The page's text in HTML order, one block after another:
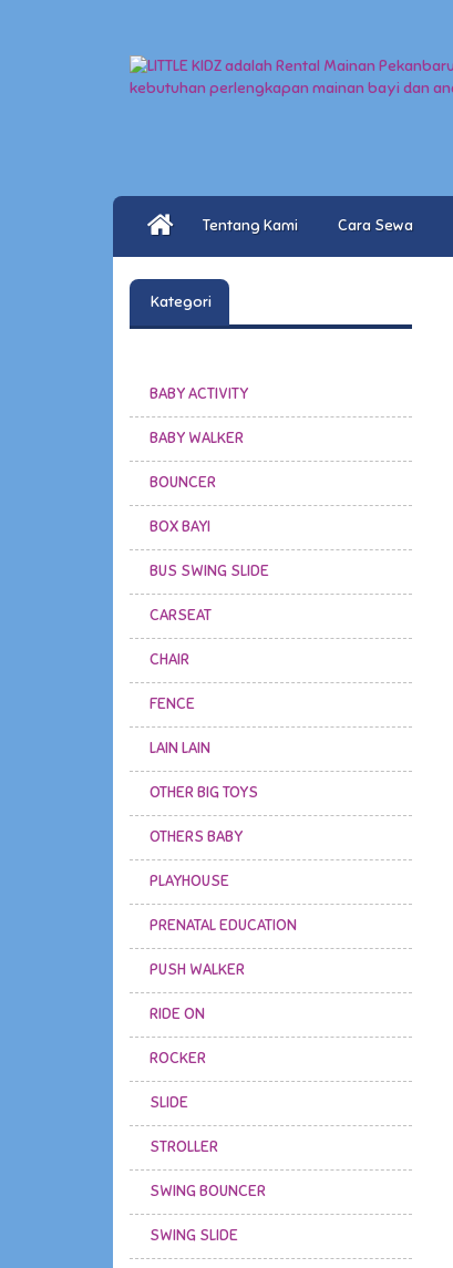
Tentang Kami Cara Sewa
Kategori
BABY ACTIVITY
BABY WALKER
BOUNCER
BOX BAYI
BUS SWING SLIDE
CARSEAT
CHAIR
FENCE
LAIN LAIN
OTHER BIG TOYS
OTHERS BABY
PLAYHOUSE
PRENATAL EDUCATION
PUSH WALKER
RIDE ON
ROCKER
SLIDE
STROLLER
SWING BOUNCER
SWING SLIDE